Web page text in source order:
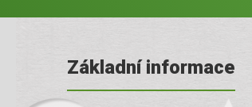
Základní informace